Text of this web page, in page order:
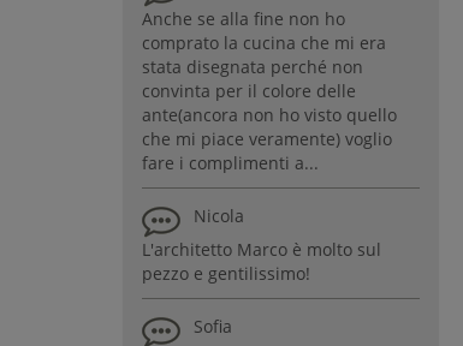
Anche se alla fine non ho
comprato la cucina che mi era
stata disegnata perché non
convinta per il colore delle
ante(ancora non ho visto quello
che mi piace veramente) voglio
fare i complimenti a...
Nicola
L'architetto Marco è molto sul
pezzo e gentilissimo!
Sofia